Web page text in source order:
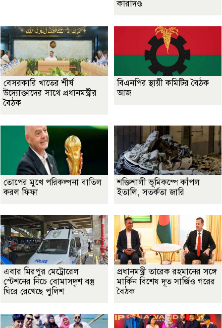
কারাদণ্ড
বেসরকারি খাতের শীর্ষ
উদ্যোক্তাদের সাথে প্রধানমন্ত্রীর
বৈঠক
বিএনপির স্থায়ী কমিটির বৈঠক
আজ
তোপের মুখে পরিকল্পনা বাতিল
করল ফিফা
শক্তিশালী ভূমিকম্পে কাঁপল
ইতালি, সতর্কতা জারি
এবার মিরপুর মেট্রোরেল
স্টেশনের নিচে বোমাসদৃশ বস্তু
ঘিরে রেখেছে পুলিশ
প্রধানমন্ত্রী তারেক রহমানের সঙ্গে
মার্কিন বিশেষ দূত সার্জিও গরের
বৈঠক